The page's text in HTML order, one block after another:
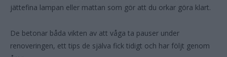
jättefina lampan eller mattan som gör att du orkar göra klart.
De betonar båda vikten av att våga ta pauser under
renoveringen, ett tips de själva fick tidigt och har följt genom